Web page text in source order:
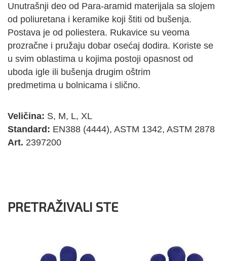
Unutrašnji deo od Para-aramid materijala sa slojem
od poliuretana i keramike koji štiti od bušenja.
Postava je od poliestera. Rukavice su veoma
prozračne i pružaju dobar osećaj dodira. Koriste se
u svim oblastima u kojima postoji opasnost od
uboda igle ili bušenja drugim oštrim
predmetima u bolnicama i slično.
Veličina: S, M, L, XL
Standard: EN388 (4444), ASTM 1342, ASTM 2878
Art. 2397200
PRETRAŽIVALI STE